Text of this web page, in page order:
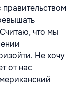
правительством
что мы
Не хочу
от нас